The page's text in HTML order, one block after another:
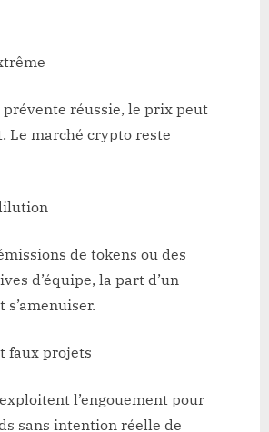
prévente réussie, le prix peut
Le marché crypto reste
de tokens ou des
d’équipe, la part d’un
faux projets
l’engouement pour
sans intention réelle de